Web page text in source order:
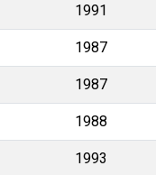
1991
1987
1987
1988
1993